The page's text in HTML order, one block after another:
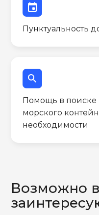
event
Пунктуальность
search
Помощь в поиске
морского
необходимости
Возможно